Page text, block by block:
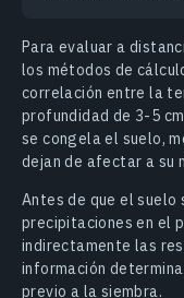
Para evaluar a
los métodos de
correlación entre la
profundidad de 3-5
se congela el suelo,
dejan de afectar a su
Antes de que el suelo
precipitaciones en el
indirectamente las
información
previo a la siembra.